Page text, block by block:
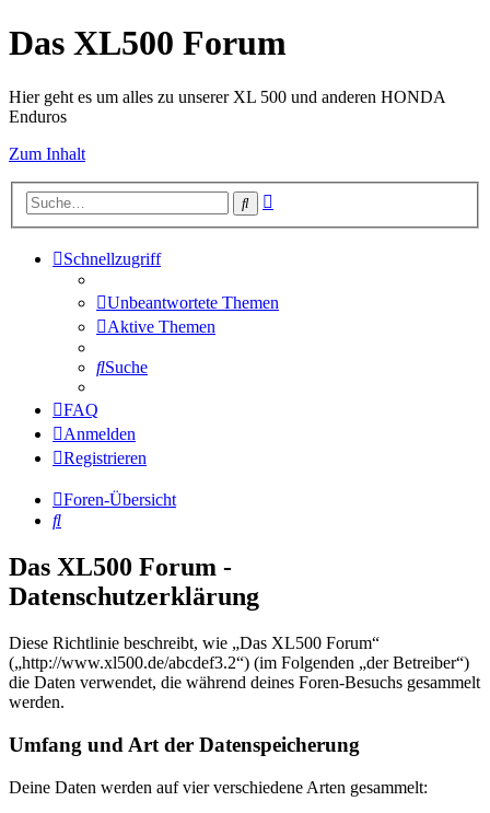
Das XL500 Forum
Hier geht es um alles zu unserer XL 500 und anderen HONDA
Enduros
Zum Inhalt
Suche
Schnellzugriff
Unbeantwortete Themen
Aktive Themen
Suche
FAQ
Anmelden
Registrieren
Foren-Übersicht
Suche
Das XL500 Forum -
Datenschutzerklärung
Diese Richtlinie beschreibt, wie „Das XL500 Forum“
(„http://www.xl500.de/abcdef3.2“) (im Folgenden „der Betreiber“)
die Daten verwendet, die während deines Foren-Besuchs gesammelt
werden.
Umfang und Art der Datenspeicherung
Deine Daten werden auf vier verschiedene Arten gesammelt: